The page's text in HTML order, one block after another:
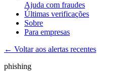
Ajuda com fraudes
Últimas verificações
Sobre
Para empresas
← Voltar aos alertas recentes
phishing